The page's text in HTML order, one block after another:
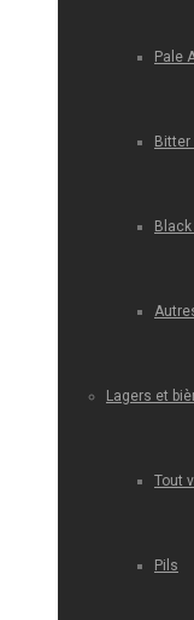
Pale
Black
Lagers et
Tout
Pils